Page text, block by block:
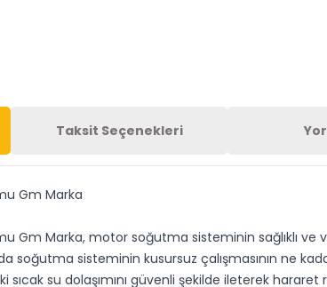
Taksit Seçenekleri
Gm Marka
Gm Marka, motor soğutma sisteminin sağlıklı ve
sisteminin kusursuz çalışmasının ne
su dolaşımını güvenli şekilde ileterek